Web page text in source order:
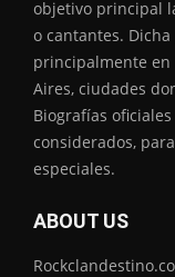
objetivo principal
o cantantes.
principalmente en
Aires, ciudades
Biografías
considerados,
especiales.
ABOUT US